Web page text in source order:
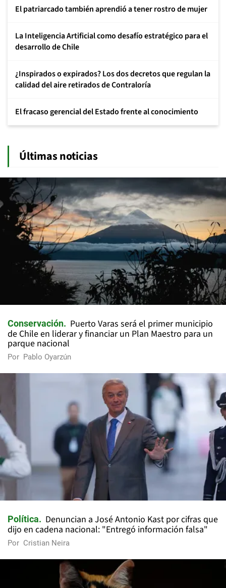
El patriarcado también aprendió a tener rostro de mujer
La Inteligencia Artificial como desafío estratégico para el
desarrollo de Chile
¿Inspirados o expirados? Los dos decretos que regulan la
calidad del aire retirados de Contraloría
El fracaso gerencial del Estado frente al conocimiento
Últimas noticias
Conservación
Puerto Varas será el primer municipio
de Chile en liderar y financiar un Plan Maestro para un
parque nacional
Por Pablo Oyarzún
Política
Denuncian a José Antonio Kast por cifras que
dijo en cadena nacional: "Entregó información falsa"
Por Cristian Neira